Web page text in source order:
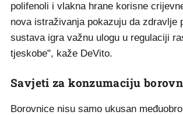
polifenoli i vlakna hrane korisne
nova istraživanja pokazuju da zdravlje
sustava igra važnu ulogu u regulaciji
tjeskobe", kaže DeVito.
Savjeti za konzumaciju
Borovnice nisu samo ukusan